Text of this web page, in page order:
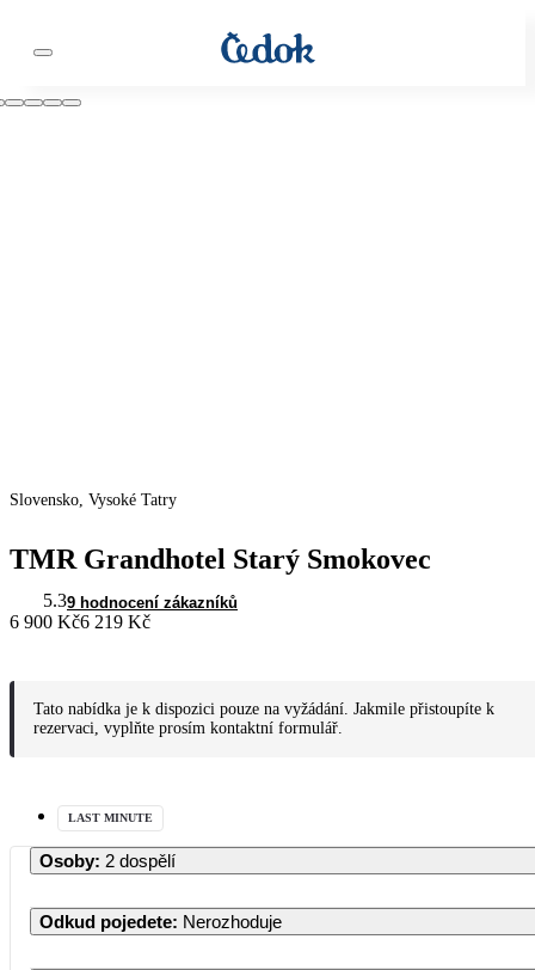
Slovensko, Vysoké Tatry
TMR Grandhotel Starý Smokovec
5.39 hodnocení zákazníků
6 900 Kč6 219 Kč
Tato nabídka je k dispozici pouze na vyžádání. Jakmile přistoupíte k
rezervaci, vyplňte prosím kontaktní formulář.
LAST MINUTE
Osoby: 2 dospělí
Odkud pojedete: Nerozhoduje